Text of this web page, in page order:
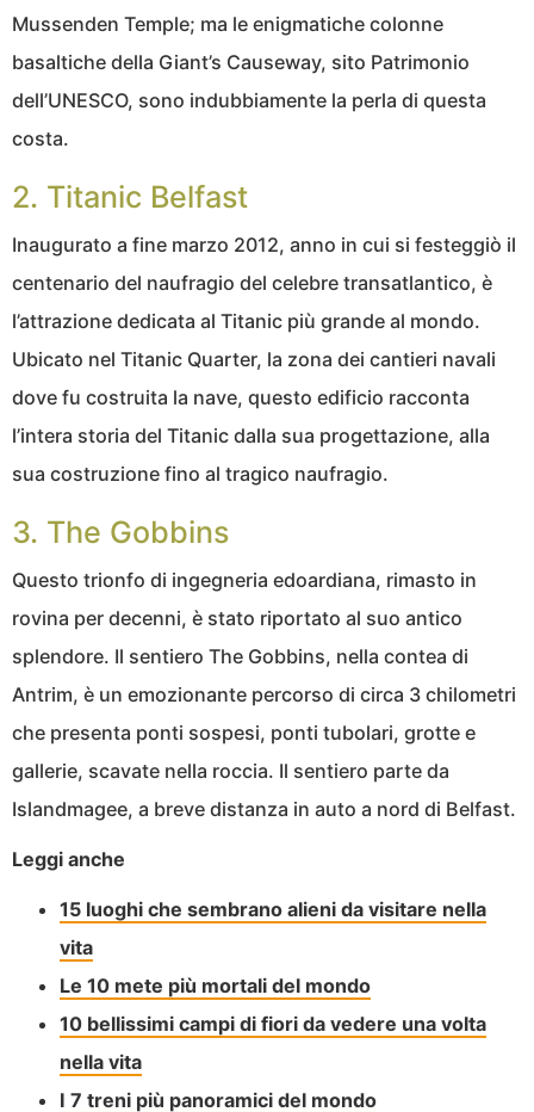
Mussenden Temple; ma le enigmatiche colonne
basaltiche della Giant’s Causeway, sito Patrimonio
dell’UNESCO, sono indubbiamente la perla di questa
costa.
2. Titanic Belfast
Inaugurato a fine marzo 2012, anno in cui si festeggiò il
centenario del naufragio del celebre transatlantico, è
l’attrazione dedicata al Titanic più grande al mondo.
Ubicato nel Titanic Quarter, la zona dei cantieri navali
dove fu costruita la nave, questo edificio racconta
l’intera storia del Titanic dalla sua progettazione, alla
sua costruzione fino al tragico naufragio.
3. The Gobbins
Questo trionfo di ingegneria edoardiana, rimasto in
rovina per decenni, è stato riportato al suo antico
splendore. Il sentiero The Gobbins, nella contea di
Antrim, è un emozionante percorso di circa 3 chilometri
che presenta ponti sospesi, ponti tubolari, grotte e
gallerie, scavate nella roccia. Il sentiero parte da
Islandmagee, a breve distanza in auto a nord di Belfast.
Leggi anche
15 luoghi che sembrano alieni da visitare nella
vita
Le 10 mete più mortali del mondo
10 bellissimi campi di fiori da vedere una volta
nella vita
I 7 treni più panoramici del mondo